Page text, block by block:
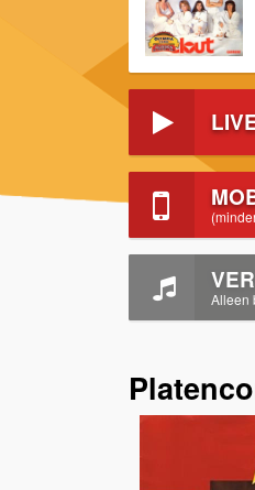
Alleen
niet lang
8 tot 10 naar
lange en live versies